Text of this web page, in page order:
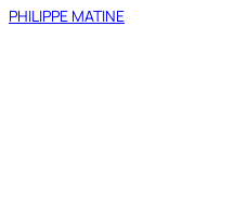
PHILIPPE MATINE